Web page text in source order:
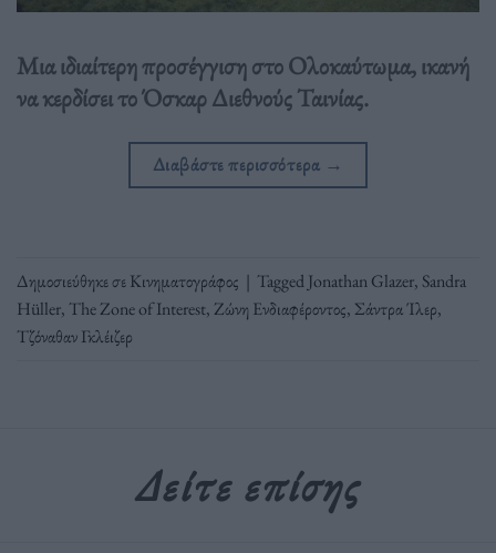
Μια ιδιαίτερη προσέγγιση στο Ολοκαύτωμα, ικανή
να κερδίσει το Όσκαρ Διεθνούς Ταινίας.
Διαβάστε περισσότερα →
Δημοσιεύθηκε σεΚινηματογράφος | TaggedJonathan Glazer, Sandra
Hüller, The Zone of Interest,Ζώνη Ενδιαφέροντος, Σάντρα Ίλερ,
Τζόναθαν Γκλέιζερ
Δείτε επίσης